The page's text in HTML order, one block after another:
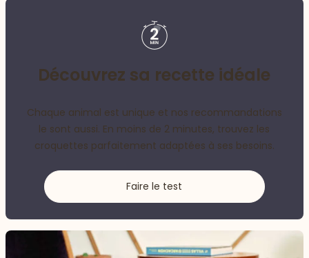
Découvrez sa recette idéale
Chaque animal est unique et nos recommandations
le sont aussi. En moins de 2 minutes, trouvez les
croquettes parfaitement adaptées à ses besoins.
Faire le test